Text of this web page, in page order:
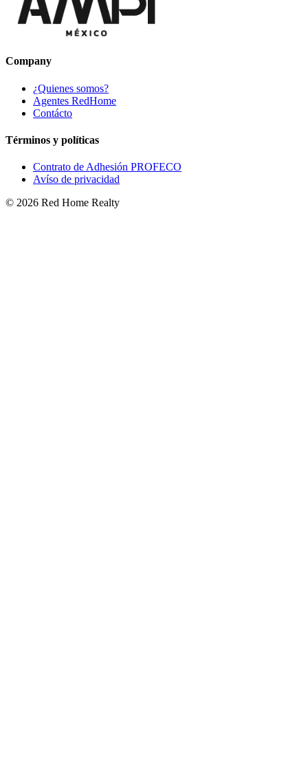
Company
¿Quienes somos?
Agentes RedHome
Contácto
Términos y políticas
Contrato de Adhesión PROFECO
Avíso de privacidad
© 2026 Red Home Realty